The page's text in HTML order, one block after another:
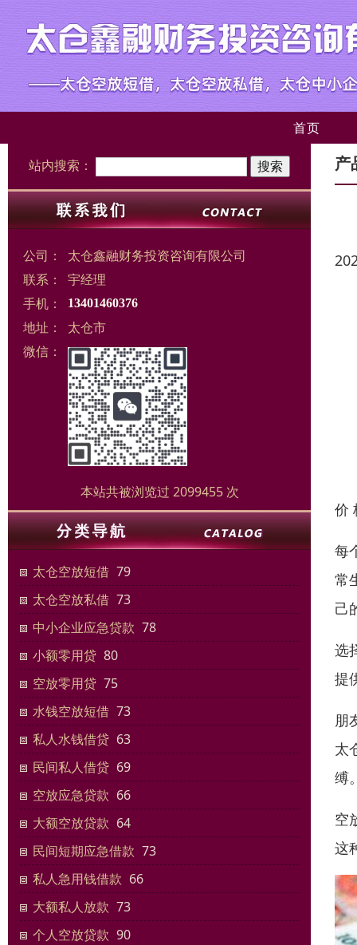
首页
站内搜索：
公司：
太仓鑫融财务投资咨询有限公司
联系：
宇经理
手机：
13401460376
地址：
太仓市
微信：
本站共被浏览过 2099455 次
太仓空放短借 79
太仓空放私借 73
中小企业应急贷款 78
小额零用贷 80
空放零用贷 75
水钱空放短借 73
私人水钱借贷 63
民间私人借贷 69
空放应急贷款 66
大额空放贷款 64
民间短期应急借款 73
私人急用钱借款 66
大额私人放款 73
个人空放贷款 90
产
价
每
常
己
选
提
朋
太
缚
空
这